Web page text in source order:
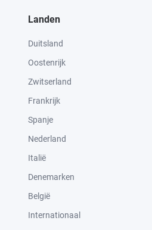
Landen
Duitsland
Oostenrijk
Zwitserland
Frankrijk
Spanje
Nederland
Italië
Denemarken
België
Internationaal